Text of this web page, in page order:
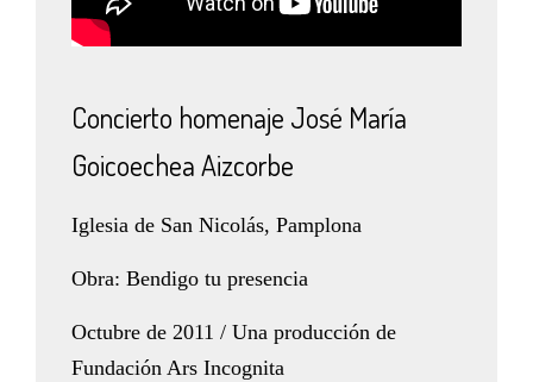
Concierto homenaje José María
Goicoechea Aizcorbe
Iglesia de San Nicolás, Pamplona
Obra: Bendigo tu presencia
Octubre de 2011 / Una producción de
Fundación Ars Incognita